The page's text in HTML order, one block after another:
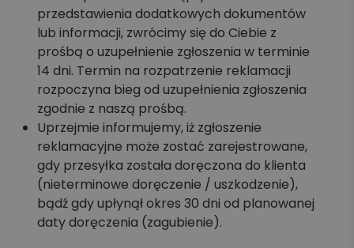
przedstawienia dodatkowych dokumentów
lub informacji, zwrócimy się do Ciebie z
prośbą o uzupełnienie zgłoszenia w terminie
14 dni. Termin na rozpatrzenie reklamacji
rozpoczyna bieg od uzupełnienia zgłoszenia
zgodnie z naszą prośbą.
Uprzejmie informujemy, iż zgłoszenie
reklamacyjne może zostać zarejestrowane,
gdy przesyłka została doręczona do klienta
(nieterminowe doręczenie / uszkodzenie),
bądź gdy upłynął okres 30 dni od planowanej
daty doręczenia (zagubienie).